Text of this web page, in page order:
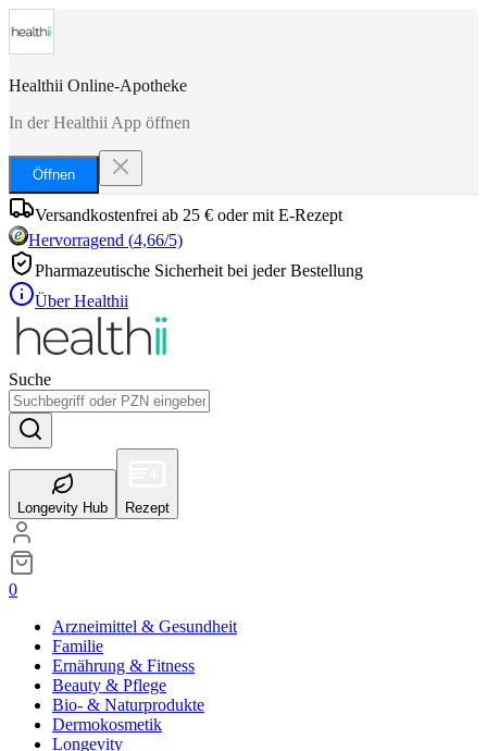
Healthii Online-Apotheke
In der Healthii App öffnen
Öffnen
Versandkostenfrei ab 25 € oder mit E-Rezept
Hervorragend (4,66/5)
Pharmazeutische Sicherheit bei jeder Bestellung
Über Healthii
Suche
Longevity Hub Rezept
0
Arzneimittel & Gesundheit
Familie
Ernährung & Fitness
Beauty & Pflege
Bio- & Naturprodukte
Dermokosmetik
Longevity